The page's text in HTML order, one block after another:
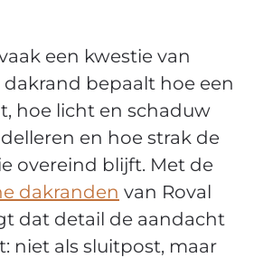
een kwestie van
dakrand bepaalt hoe een
hoe licht en schaduw
en hoe strak de
overeind blijft. Met de
dakranden van Roval
dat detail de aandacht
niet als sluitpost, maar